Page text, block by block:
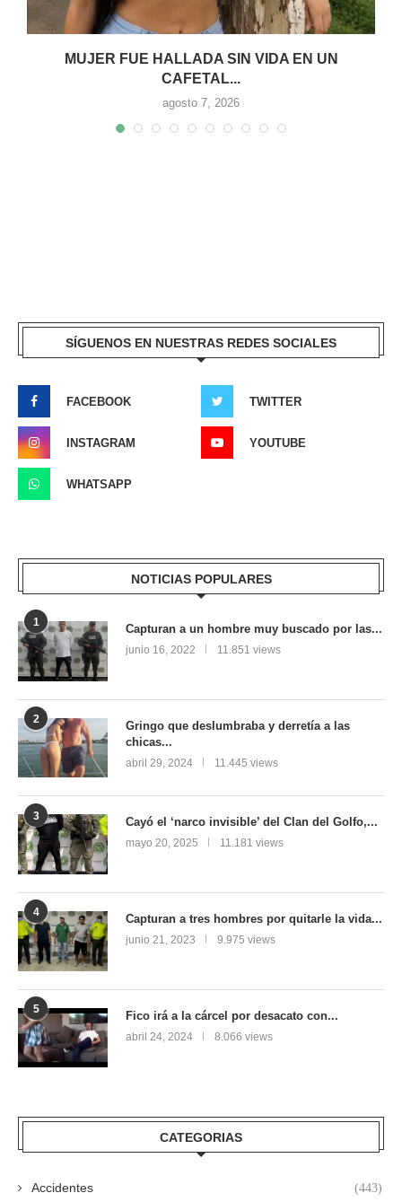
MUJER FUE HALLADA SIN VIDA EN UN
CAFETAL...
agosto 7, 2026
SÍGUENOS EN NUESTRAS REDES SOCIALES
FACEBOOK TWITTER
INSTAGRAM YOUTUBE
WHATSAPP
NOTICIAS POPULARES
1 Capturan a un hombre muy buscado por las...
junio 16, 2022 11.851 views
2
Gringo que deslumbraba y derretía a las
chicas...
abril 29, 2024 11.445 views
3 Cayó el ‘narco invisible’ del Clan del Golfo,...
mayo 20, 2025 11.181 views
4 Capturan a tres hombres por quitarle la vida...
junio 21, 2023 9.975 views
5 Fico irá a la cárcel por desacato con...
abril 24, 2024 8.066 views
CATEGORIAS
Accidentes (443)